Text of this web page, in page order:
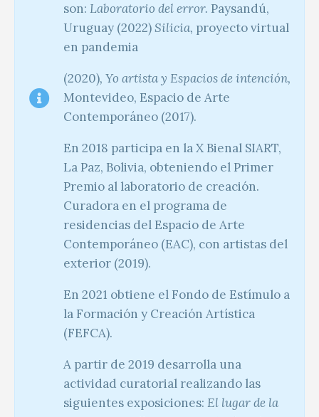
son: Laboratorio del error. Paysandú,
Uruguay (2022)Silicia, proyecto virtual
en pandemia
(2020), Yo artista y Espacios de intención,
Montevideo, Espacio de Arte
Contemporáneo (2017).
En 2018 participa en la X Bienal SIART,
La Paz, Bolivia, obteniendo el Primer
Premio al laboratorio de creación.
Curadora en el programa de
residencias del Espacio de Arte
Contemporáneo (EAC), con artistas del
exterior (2019).
En 2021 obtiene el Fondo de Estímulo a
la Formación y Creación Artística
(FEFCA).
A partir de 2019 desarrolla una
actividad curatorial realizando las
siguientes exposiciones: El lugar de la